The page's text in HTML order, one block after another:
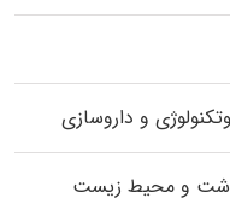
و داروسازی
و محیط زیست